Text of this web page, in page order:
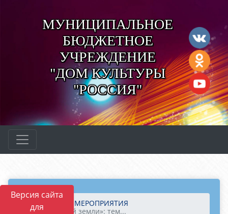
Версия сайта
для
МУНИЦИПАЛЬНОЕ
БЮДЖЕТНОЕ
УЧРЕЖДЕНИЕ
"ДОМ КУЛЬТУРЫ
"РОССИЯ"
Главная
МЕРОПРИЯТИЯ
«Дети всей земли»: тем...